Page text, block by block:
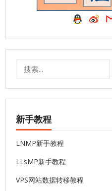
新手教程
LNMP新手教程
LLsMP新手教程
VPS网站数据转移教程